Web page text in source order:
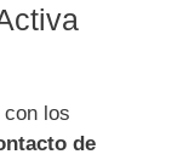
los
de